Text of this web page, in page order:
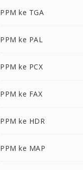
PPM ke TGA
PPM ke PAL
PPM ke PCX
PPM ke FAX
PPM ke HDR
PPM ke MAP